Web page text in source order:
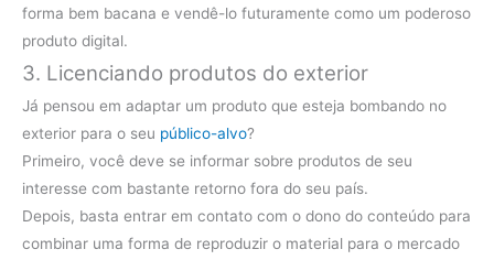
forma bem bacana e vendê-lo futuramente como um poderoso
produto digital.
3. Licenciando produtos do exterior
Já pensou em adaptar um produto que esteja bombando no
exterior para o seu público-alvo?
Primeiro, você deve se informar sobre produtos de seu
interesse com bastante retorno fora do seu país.
Depois, basta entrar em contato com o dono do conteúdo para
combinar uma forma de reproduzir o material para o mercado